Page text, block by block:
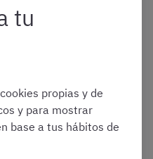
OEP 2019+2020+2021
de exámenes oficiales -
-, estos pueden contener
derogada. Todas las
as de la
tu
propias y de
y para mostrar
base a tus hábitos de